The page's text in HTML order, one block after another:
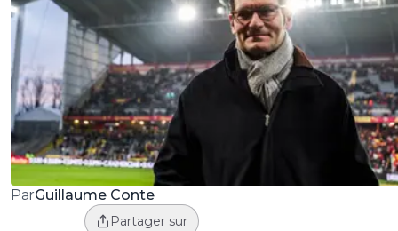
ParGuillaume Conte
Partager sur